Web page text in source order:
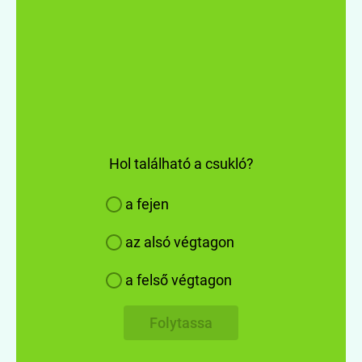
Hol található a csukló?
a fejen
az alsó végtagon
a felső végtagon
Folytassa